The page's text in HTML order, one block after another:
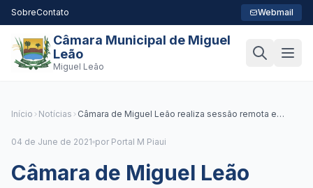
SobreContato Webmail
Câmara Municipal de Miguel
Leão
Miguel Leão
Início Notícias
Câmara de Miguel Leão realiza sessão remota e
04 de June de 2021 por Portal M Piaui
Câmara de Miguel Leão